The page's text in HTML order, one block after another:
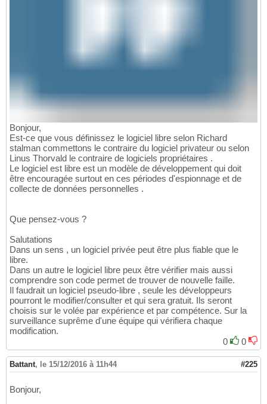
Bonjour,
Est-ce que vous définissez le logiciel libre selon Richard
stalman commettons le contraire du logiciel privateur ou selon
Linus Thorvald le contraire de logiciels propriétaires .
Le logiciel est libre est un modèle de développement qui doit
être encouragée surtout en ces périodes d'espionnage et de
collecte de données personnelles .
Que pensez-vous ?
Salutations
Dans un sens , un logiciel privée peut être plus fiable que le
libre.
Dans un autre le logiciel libre peux être vérifier mais aussi
comprendre son code permet de trouver de nouvelle faille.
Il faudrait un logiciel pseudo-libre , seule les développeurs
pourront le modifier/consulter et qui sera gratuit. Ils seront
choisis sur le volée par expérience et par compétence. Sur la
surveillance suprême d'une équipe qui vérifiera chaque
modification.
0
0
Battant, le 15/12/2016 à 11h44 #225
Bonjour,